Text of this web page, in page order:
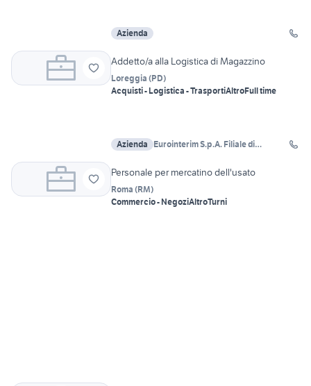
Azienda
Addetto/a alla Logistica di Magazzino
Loreggia (PD)
Acquisti - Logistica - TrasportiAltroFull time
Azienda
Eurointerim S.p.A. Filiale di
Personale per mercatino dell'usato
Roma (RM)
Commercio - NegoziAltroTurni